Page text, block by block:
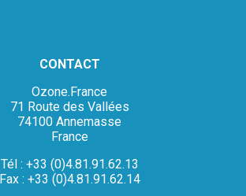
CONTACT
Ozone.France
71 Route des Vallées
74100 Annemasse
France
Tél : +33 (0)4.81.91.62.13
Fax : +33 (0)4.81.91.62.14